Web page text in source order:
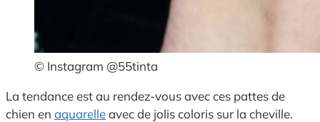
© Instagram @55tinta
La tendance est au rendez-vous avec ces pattes de
chien en aquarelleavec de jolis coloris sur la cheville.